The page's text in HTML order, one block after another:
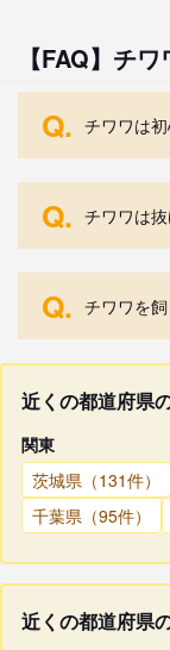
【FAQ】チ
Q. チワワは
Q. チワワは
Q. チワワを
近くの都道府県
関東
茨城県（131件）
千葉県（95件）
近くの都道府県